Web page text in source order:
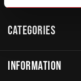
CATEGORIES
INFORMATION